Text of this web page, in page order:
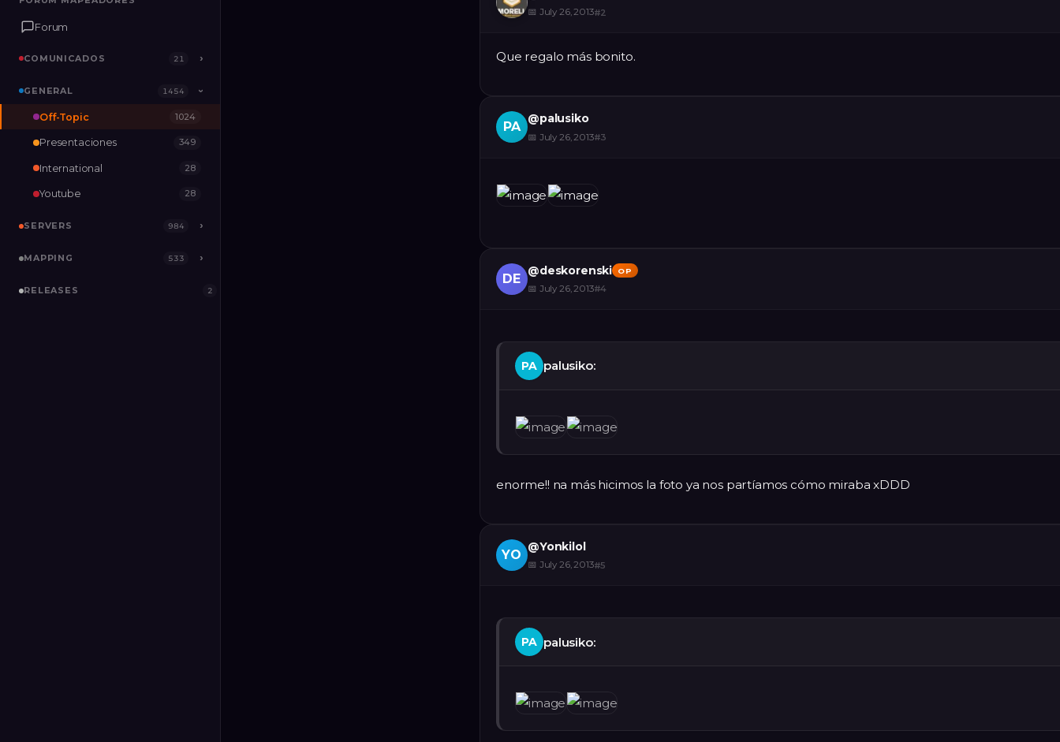
Forum
COMUNICADOS 21 ›
GENERAL 1454 ›
SERVERS
RELEASES
Forum
COMUNICADOS 21 ›
GENERAL 1454 ›
Off-Topic 1024
Presentaciones 349
International 28
Youtube 28
SERVERS 984 ›
MAPPING 533 ›
RELEASES 2
📅 July 26, 2013#2
Que regalo más bonito.
PA
@palusiko
📅 July 26, 2013#3
DE
@deskorenski OP
📅 July 26, 2013#4
PA palusiko:
enorme!! na más hicimos la foto ya nos partíamos cómo miraba xDDD
YO
@Yonkilol
📅 July 26, 2013#5
PA palusiko: